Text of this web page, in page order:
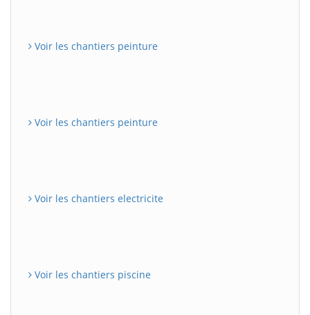
Voir les chantiers peinture
Voir les chantiers peinture
Voir les chantiers electricite
Voir les chantiers piscine